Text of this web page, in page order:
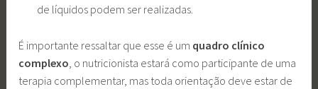
de líquidos podem ser realizadas.
É importante ressaltar que esse é um quadro clínico
complexo, o nutricionista estará como participante de uma
terapia complementar, mas toda orientação deve estar de